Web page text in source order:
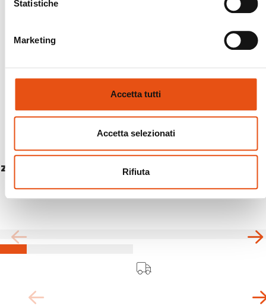
Statistiche
Marketing
Accetta tutti
Accetta selezionati
Rifiuta
ZAINO SUMMIT 32 + 5